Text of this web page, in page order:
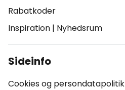
Rabatkoder
Inspiration | Nyhedsrum
Sideinfo
Cookies og persondatapolitik